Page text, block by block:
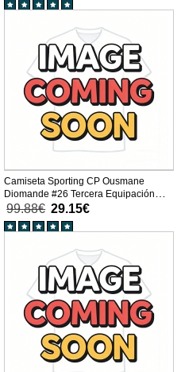
Camiseta Sporting CP Ousmane
Diomande #26 Tercera Equipación
Replica 2025-26 mangas cortas
99.88€ 29.15€